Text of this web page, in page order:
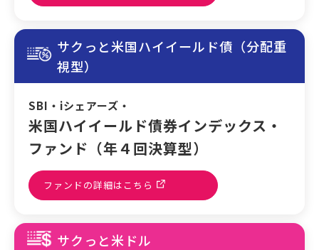
サクっと米国ハイイールド債（分配重
視型）
SBI・iシェアーズ・
米国ハイイールド債券インデックス・
ファンド（年４回決算型）
ファンドの詳細はこちら
サクっと米ドル